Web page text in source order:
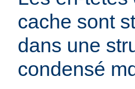
cache sont
dans une
condensé